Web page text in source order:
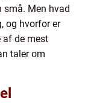
små. Men hvad
og hvorfor er
af de mest
taler om